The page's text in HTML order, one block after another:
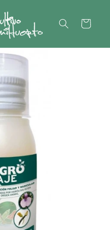
Carrito